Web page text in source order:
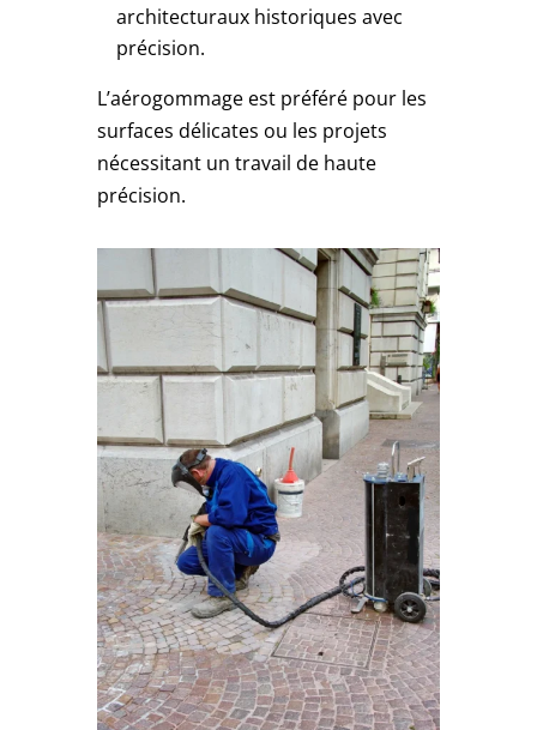
architecturaux historiques avec
précision.
L’aérogommage est préféré pour les
surfaces délicates ou les projets
nécessitant un travail de haute
précision.